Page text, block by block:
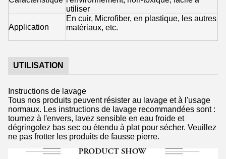
utiliser
Application
En cuir, Microfiber, en plastique, les autres
matériaux, etc.
UTILISATION
Instructions de lavage
Tous nos produits peuvent résister au lavage et à l'usage
normaux. Les instructions de lavage recommandées sont :
tournez à l'envers, lavez sensible en eau froide et
dégringolez bas sec ou étendu à plat pour sécher. Veuillez
ne pas frotter les produits de fausse pierre.